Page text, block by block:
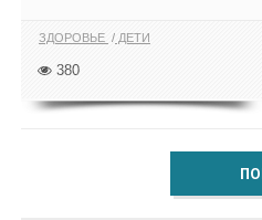
ЗДОРОВЬЕ ДЕТИ
380